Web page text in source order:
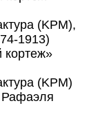
(KPM),
1913)
кортеж»
(KPM)
Рафаэля